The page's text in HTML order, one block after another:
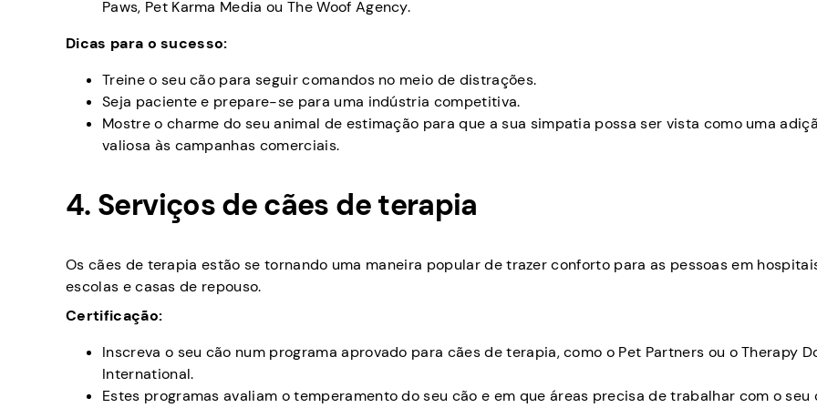
Paws, Pet Karma Media ou The Woof Agency.
Dicas para o sucesso:
Treine o seu cão para seguir comandos no meio de distrações.
Seja paciente e prepare-se para uma indústria competitiva.
Mostre o charme do seu animal de estimação para que a sua simpatia possa ser vista como uma
valiosa às campanhas comerciais.
4. Serviços de cães de terapia
Os cães de terapia estão se tornando uma maneira popular de trazer conforto para as pessoas em
escolas e casas de repouso.
Certificação:
Inscreva o seu cão num programa aprovado para cães de terapia, como o Pet Partners ou o Therapy
International.
Estes programas avaliam o temperamento do seu cão e em que áreas precisa de trabalhar com o seu